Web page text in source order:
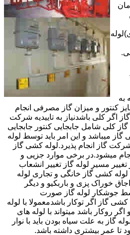
به
کنتور و میزان گاز مصرفی انجام
اگر کلی باشدنیاز به تاییدیه شرکت
کلی شامل جابجایی کنتور جابجایی
گاز میباشد و این امر باید توسط لوله
گاز انجام پذیرد.لوله کشی گاز
میشود.در برخی موارد جزیی و
مسیر لوله گاز تغییر انشعاب
لوله کشی گاز خانگی و تجاری لوله
خوراک پزی و باربکیو و دیگر
جوشکار لوله گاز صورت
گاز اگر توکار باشدمعمولا با لوله
روکار باشد میتواند با لوله های
گاز به علت سیاه بودن باید با نوار
تا عمر بیشتری داشته باشد.